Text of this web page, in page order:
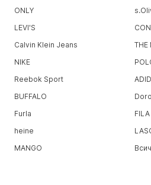
ONLY
LEVI'S
Calvin Klein Jeans
THE
NIKE
Reebok Sport
BUFFALO
Furla
FILA
heine
MANGO